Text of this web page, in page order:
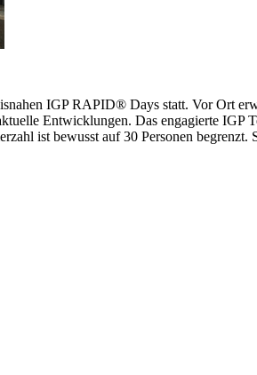
IGP RAPID® Days statt. Vor Ort
Entwicklungen. Das engagierte IGP
ist bewusst auf 30 Personen begrenzt.